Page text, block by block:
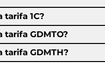
1C?
GDMTO?
GDMTH?